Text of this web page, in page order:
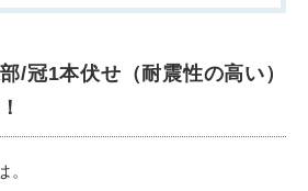
/冠1本伏せ（耐震性の高い）